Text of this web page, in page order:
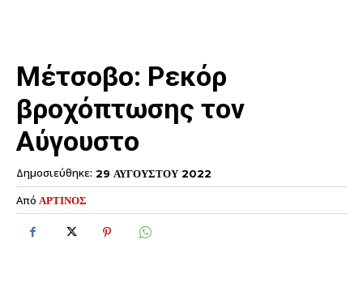
Μέτσοβο: Ρεκόρ
βροχόπτωσης τον
Αύγουστο
Δημοσιεύθηκε: 29 ΑΥΓΟΥΣΤΟΥ 2022
Από ΑΡΤΙΝΟΣ